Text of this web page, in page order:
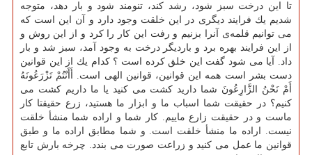
تا این درخت سبز شود، رشد كند، تنومند شود و بار دهد، متوجه
شدیم یك فرایند دیگری در این خلقت وجود دارد و آن این است كه
می توانیم قلمه‌ی آنرا بزنیم و رفت این كار را كرد و از این روش و
از این فرایند بهره برد و باردیگر درخت به وجود آمد، سبز شد و بار
داد. آیا می شود گفت این خلق كرده است ؟ كدام یك از این قوانین
دست بشر است همه این قوانین، قوانین الهی است. أَأَنْتُمْ تَزْرَعُونَهُ
أَمْ نَحْنُ الزَّارِعُونَ شما دارید كشت می كنید یا ما داریم كشت می
كنیم؟ در حقیقت شما اسباب ما و ابزار ما هستید، زرع حقیقتا كار
ماست و در حقیقت زارع ماییم. كار شما و اراده شما منشأ خلقت
نیست. اراده ما منشأ خلقت است. و شما مطابق اراده ما و طبق
قوانین ما عمل می كنید و زراعت صورت می بندد. چرخه بارش تابع